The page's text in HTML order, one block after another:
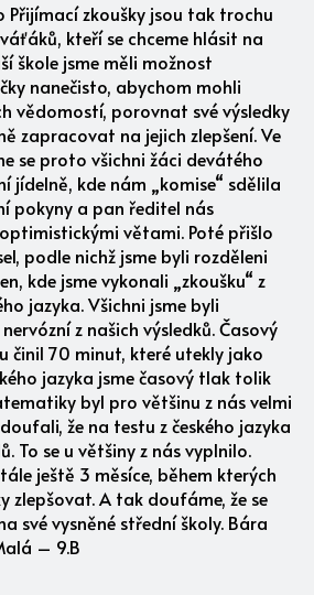
Přijímací zkoušky jsou tak trochu
kteří se chceme hlásit na
škole jsme měli možnost
nanečisto, abychom mohli
vědomostí, porovnat své výsledky
zapracovat na jejich zlepšení. Ve
se proto všichni žáci devátého
jídelně, kde nám „komise“ sdělila
pokyny a pan ředitel nás
větami. Poté přišlo
podle nichž jsme byli rozděleni
kde jsme vykonali „zkoušku“ z
jazyka. Všichni jsme byli
z našich výsledků. Časový
činil 70 minut, které utekly jako
jazyka jsme časový tlak tolik
byl pro většinu z nás velmi
že na testu z českého jazyka
To se u většiny z nás vyplnilo.
ještě 3 měsíce, během kterých
zlepšovat. A tak doufáme, že se
své vysněné střední školy. Bára
– 9.B